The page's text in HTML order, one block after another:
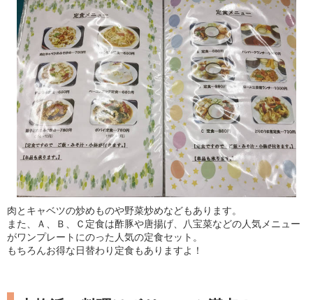
肉とキャベツの炒めものや野菜炒めなどもあります。
また、Ａ、Ｂ、Ｃ定食は酢豚や唐揚げ、八宝菜などの人気メニュー
がワンプレートにのった人気の定食セット。
もちろんお得な日替わり定食もありますよ！